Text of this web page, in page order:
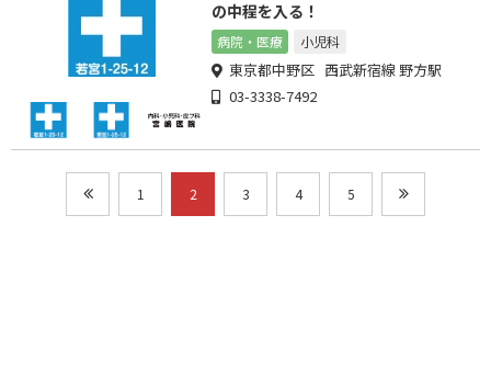
の中程を入る！
病院・医療 小児科
東京都中野区 西武新宿線 野方駅
03-3338-7492
1 2 3 4 5